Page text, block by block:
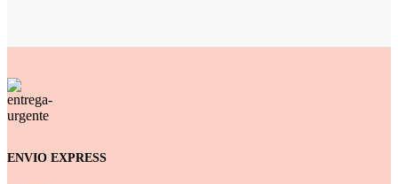
ENVIO EXPRESS